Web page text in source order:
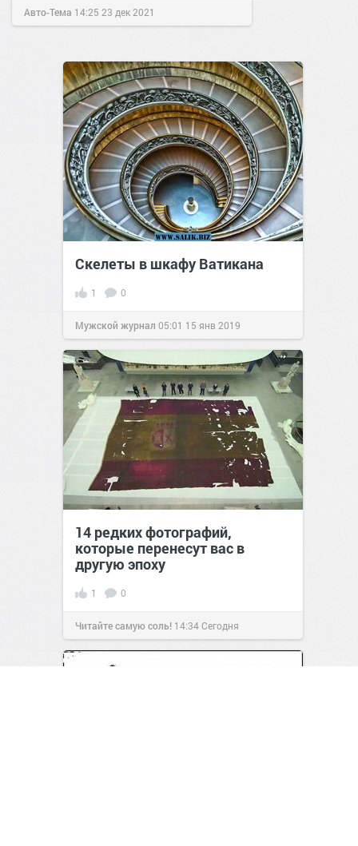
Авто-Тема 14:25 23 дек 2021
Скелеты в шкафу Ватикана
1 0
Мужской журнал 05:01 15 янв 2019
14 редких фотографий,
которые перенесут вас в
другую эпоху
1 0
Читайте самую соль! 14:34Сегодня